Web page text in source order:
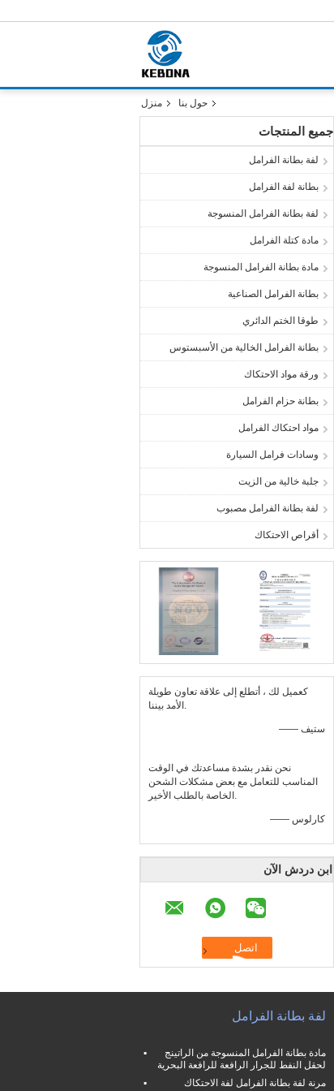
منزل حول بنا
جميع المنتجات
لفة بطانة الفرامل
بطانة لفة الفرامل
لفة بطانة الفرامل المنسوجة
مادة كتلة الفرامل
مادة بطانة الفرامل المنسوجة
بطانة الفرامل الصناعية
طوقا الختم الدائري
بطانة الفرامل الخالية من الأسبستوس
ورقة مواد الاحتكاك
بطانة حزام الفرامل
مواد احتكاك الفرامل
وسادات فرامل السيارة
جلبة خالية من الزيت
لفة بطانة الفرامل مصبوب
أقراص الاحتكاك
كعميل لك ، أتطلع إلى علاقة تعاون طويلة
الأمد بيننا.
—— ستيف
نحن نقدر بشدة مساعدتك في الوقت
المناسب للتعامل مع بعض مشكلات الشحن
الخاصة بالطلب الأخير.
—— كارلوس
ابن دردش الآن
لفة بطانة الفرامل
مادة بطانة الفرامل المنسوجة من الراتينج
لحقل النفط للجرار الرافعة للرافعة البحرية
مرنة لفة بطانة الفرامل لفة الاحتكاك